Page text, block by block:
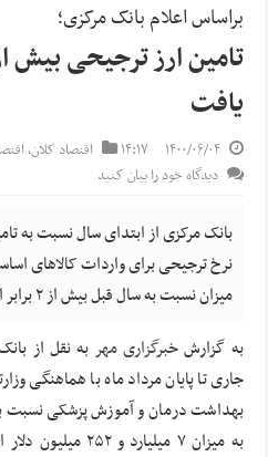
براساس اعلام بانک مرکزی؛
یافت
۱۴۰۰/۰۶/۰۴ ۱۴:۱۷ اقتصاد کلان,
دیدگاه خود را بیان کنید
نرخ ترجیحی برای واردات کالاهای
میزان نسبت به سال قبل بیش از ۲ برابر افزایش یافته است.
به گزارشخبرگزاری مهر به نقل از
جاری تا پایان مرداد ماه با هماهنگی
بهداشت درمان و آموزش پزشکی نسبت